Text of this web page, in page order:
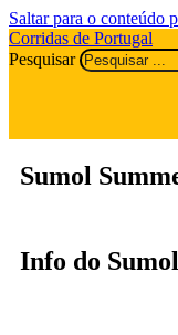
Saltar para o conteúdo
Corridas de Portugal
Pesquisar
Sumol
Info do